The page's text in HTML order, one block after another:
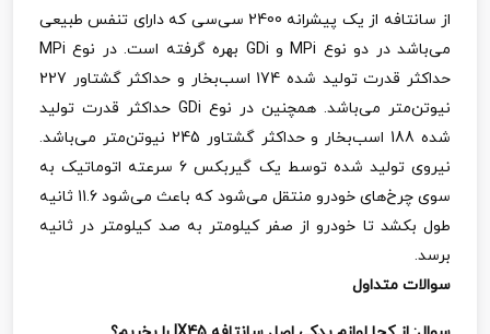
از سانتافه از یک پیشرانه 2400 سی‌سی که دارای تنفس طبیعی
می‌باشد در دو نوع MPiو GDi بهره گرفته است. در نوع MPi
حداکثر قدرت تولید شده 174 اسب‌بخار و حداکثر گشتاور 227
نیوتن‌متر می‌باشد. همچنین در نوع GDi حداکثر قدرت تولید
شده 188 اسب‌بخار و حداکثر گشتاور 245 نیوتن‌متر می‌باشد.
نیروی تولید شده توسط یک گیربکس 6 سرعته اتوماتیک به
سوی چرخ‌های خودرو منتقل می‌شود که باعث می‌شود 11.6 ثانیه
طول بکشد تا خودرو از صفر کیلومتر به صد کیلومتر در ثانیه
برسد.
سوالات متداول